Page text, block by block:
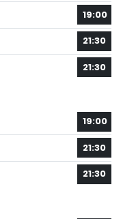
19:00
21:30
21:30
19:00
21:30
21:30